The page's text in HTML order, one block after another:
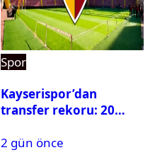
Spor
Kayserispor’dan
transfer rekoru: 20
2 gün önce